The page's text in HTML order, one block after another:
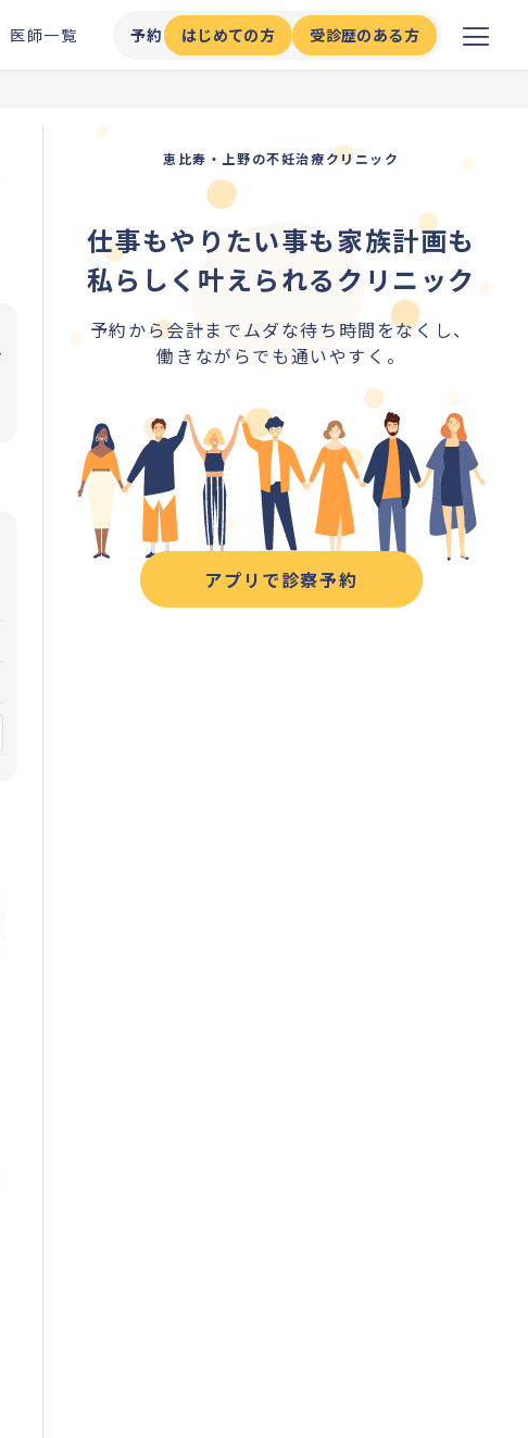
医師一覧 予約 はじめての方 受診歴のある方
恵比寿・上野の不妊治療クリニック
仕事もやりたい事も家族計画も
私らしく叶えられるクリニック
予約から会計までムダな待ち時間をなくし、
働きながらでも通いやすく。
アプリで診察予約